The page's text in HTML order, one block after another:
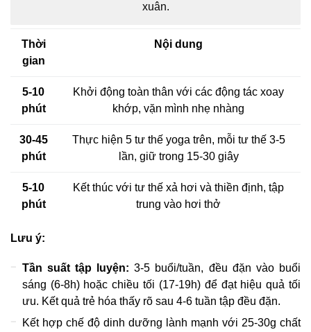
xuân.
Thời
gian
Nội dung
5-10
phút
Khởi động toàn thân với các động tác xoay
khớp, vặn mình nhẹ nhàng
30-45
phút
Thực hiện 5 tư thế yoga trên, mỗi tư thế 3-5
lần, giữ trong 15-30 giây
5-10
phút
Kết thúc với tư thế xả hơi và thiền định, tập
trung vào hơi thở
Lưu ý:
Tần suất tập luyện: 3-5 buổi/tuần, đều đặn vào buổi
sáng (6-8h) hoặc chiều tối (17-19h) để đạt hiệu quả tối
ưu. Kết quả trẻ hóa thấy rõ sau 4-6 tuần tập đều đặn.
Kết hợp chế độ dinh dưỡng lành mạnh với 25-30g chất